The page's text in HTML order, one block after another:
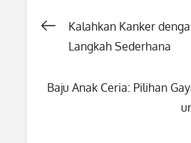
Post
Kalahkan Kanker
Langkah Sederhana
Baju Anak Ceria: Pilihan